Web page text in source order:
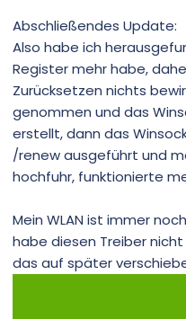
Abschließendes Update:
Also habe ich
Register mehr habe,
Zurücksetzen nichts
genommen und das
erstellt, dann das
/renew ausgeführt und
hochfuhr, funktionierte
Mein WLAN ist immer
habe diesen Treiber
das auf später